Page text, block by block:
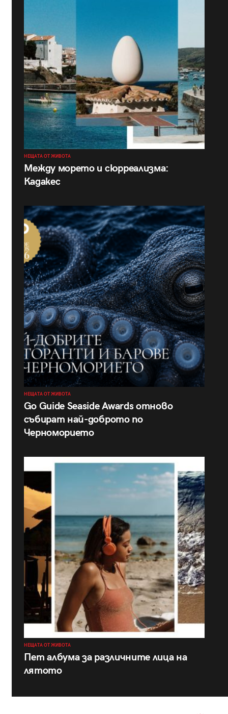
НЕЩАТА ОТ ЖИВОТА
Между морето и сюрреализма:
Кадакес
НЕЩАТА ОТ ЖИВОТА
Go Guide Seaside Awards отново
събират най-доброто по
Черноморието
НЕЩАТА ОТ ЖИВОТА
Пет албума за различните лица на
лятото